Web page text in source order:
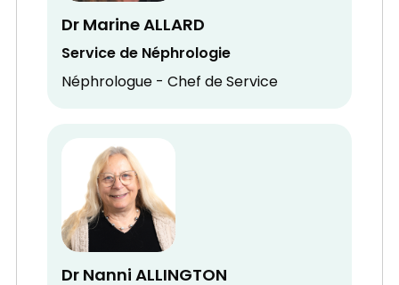
Dr Marine ALLARD
Service de Néphrologie
Néphrologue - Chef de Service
Dr Nanni ALLINGTON